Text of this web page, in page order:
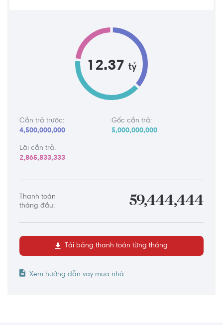
12.37 tỷ
Cần trả trước:
4,500,000,000
Gốc cần trả:
5,000,000,000
Lãi cần trả:
2,865,833,333
Thanh toán
tháng đầu:
59,444,444
Tải bảng thanh toán từng tháng
Xem hướng dẫn vay mua nhà